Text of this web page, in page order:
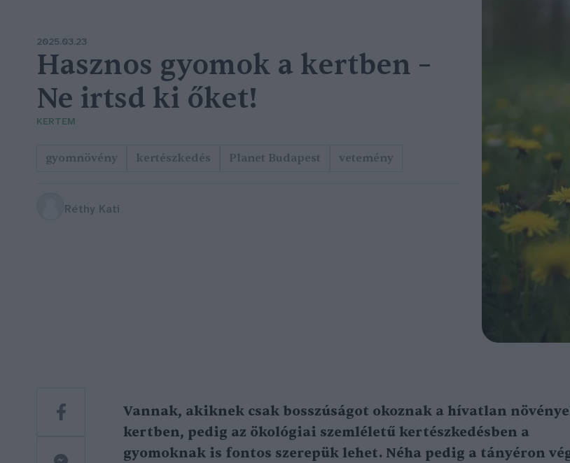
2025.03.23
Hasznos gyomok a kertben –
Ne irtsd ki őket!
KERTEM
gyomnövény kertészkedés Planet Budapest vetemény
Réthy Kati
Vannak, akiknek csak bosszúságot okoznak a hívatlan
kertben, pedig az ökológiai szemléletű kertészkedésben a
gyomoknak is fontos szerepük lehet. Néha pedig a tányéron